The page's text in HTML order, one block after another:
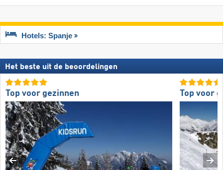
Hotels: Spanje
Het beste uit de beoordelingen
Top voor gezinnen Top voor